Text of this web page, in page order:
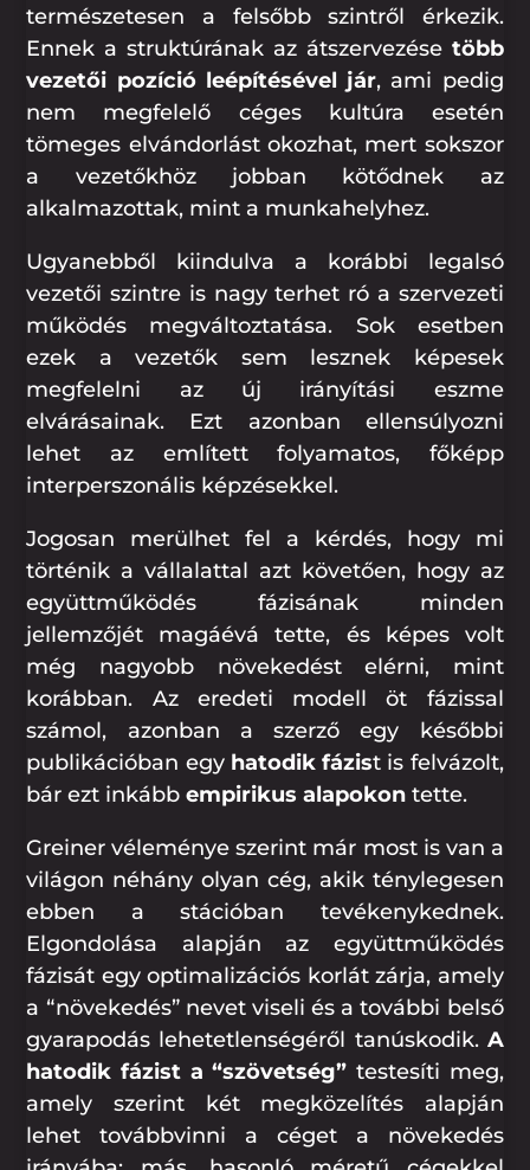
természetesen a felsőbb szintről érkezik.
Ennek a struktúrának az átszervezése több
vezetői pozíció leépítésével jár, ami pedig
nem megfelelő céges kultúra esetén
tömeges elvándorlást okozhat, mert sokszor
a vezetőkhöz jobban kötődnek az
alkalmazottak, mint a munkahelyhez.
Ugyanebből kiindulva a korábbi legalsó
vezetői szintre is nagy terhet ró a szervezeti
működés megváltoztatása. Sok esetben
ezek a vezetők sem lesznek képesek
megfelelni az új irányítási eszme
elvárásainak. Ezt azonban ellensúlyozni
lehet az említett folyamatos, főképp
interperszonális képzésekkel.
Jogosan merülhet fel a kérdés, hogy mi
történik a vállalattal azt követően, hogy az
együttműködés fázisának minden
jellemzőjét magáévá tette, és képes volt
még nagyobb növekedést elérni, mint
korábban. Az eredeti modell öt fázissal
számol, azonban a szerző egy későbbi
publikációban egy hatodik fázist is felvázolt,
bár ezt inkábbempirikus alapokon tette.
Greiner véleménye szerint már most is van a
világon néhány olyan cég, akik ténylegesen
ebben a stációban tevékenykednek.
Elgondolása alapján az együttműködés
fázisát egy optimalizációs korlát zárja, amely
a “növekedés” nevet viseli és a további belső
gyarapodás lehetetlenségéről tanúskodik. A
hatodik fázist a “szövetség” testesíti meg,
amely szerint két megközelítés alapján
lehet továbbvinni a céget a növekedés